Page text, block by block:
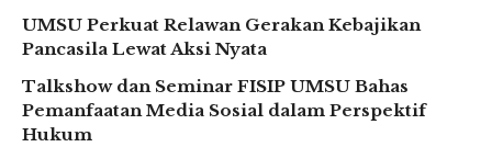
UMSU Perkuat Relawan Gerakan Kebajikan
Pancasila Lewat Aksi Nyata
Talkshow dan Seminar FISIP UMSU Bahas
Pemanfaatan Media Sosial dalam Perspektif
Hukum